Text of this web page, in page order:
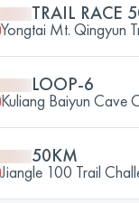
TRAIL RACE
Yongtai Mt. Qingyun
LOOP-6
Kuliang Baiyun Cave
50KM
Jiangle 100 Trail